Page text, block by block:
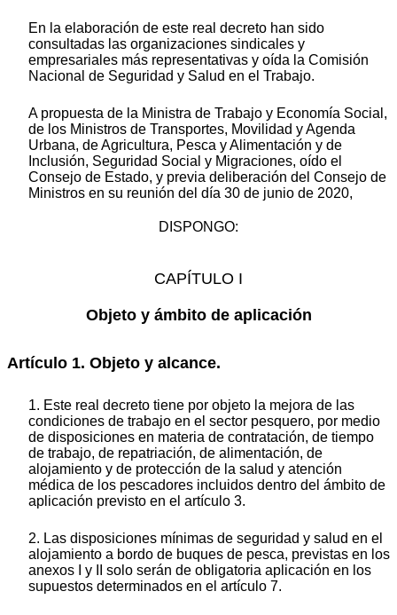
En la elaboración de este real decreto han sido
consultadas las organizaciones sindicales y
empresariales más representativas y oída la Comisión
Nacional de Seguridad y Salud en el Trabajo.
A propuesta de la Ministra de Trabajo y Economía Social,
de los Ministros de Transportes, Movilidad y Agenda
Urbana, de Agricultura, Pesca y Alimentación y de
Inclusión, Seguridad Social y Migraciones, oído el
Consejo de Estado, y previa deliberación del Consejo de
Ministros en su reunión del día 30 de junio de 2020,
DISPONGO:
CAPÍTULO I
Objeto y ámbito de aplicación
Artículo 1. Objeto y alcance.
1. Este real decreto tiene por objeto la mejora de las
condiciones de trabajo en el sector pesquero, por medio
de disposiciones en materia de contratación, de tiempo
de trabajo, de repatriación, de alimentación, de
alojamiento y de protección de la salud y atención
médica de los pescadores incluidos dentro del ámbito de
aplicación previsto en el artículo 3.
2. Las disposiciones mínimas de seguridad y salud en el
alojamiento a bordo de buques de pesca, previstas en los
anexos I y II solo serán de obligatoria aplicación en los
supuestos determinados en el artículo 7.